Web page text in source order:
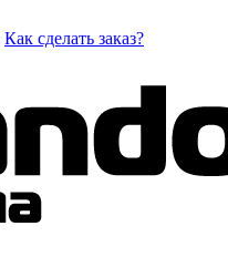
Как сделать заказ?